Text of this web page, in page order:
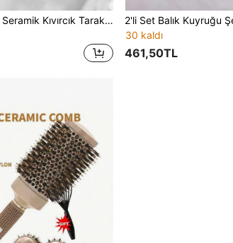
3 Adet Lüks Seramik Kıvırcık Tarak - Büyük Dalga Şekillendirme İçin Yuvarlak Gövdeli Tarak, Kaymaz Sap, Kolay Kavrama, Kaymaz, Kuru ve Islak Kullanım, Zahmetsiz Dolaşıklık Giderme, Modaya Uygun Bukleler, Elektrik Gerektirmez
30 kaldı
461,50TL